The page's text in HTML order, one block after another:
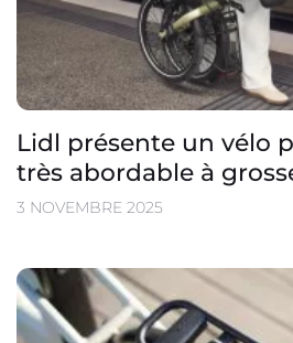
Lidl présente un vélo
très abordable à
3 NOVEMBRE 2025